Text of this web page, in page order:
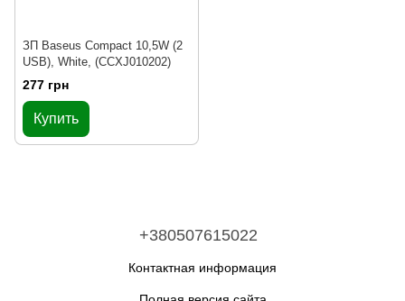
ЗП Baseus Compact 10,5W (2
USB), White, (CCXJ010202)
277 грн
Купить
+380507615022
Контактная информация